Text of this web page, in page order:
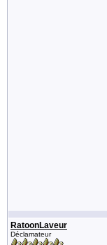
RatoonLaveur
Déclamateur